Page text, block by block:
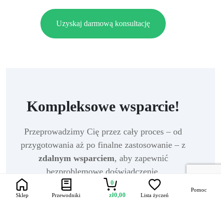
Uzyskaj darmową konsultację
Kompleksowe wsparcie!
Przeprowadzimy Cię przez cały proces – od
przygotowania aż po finalne zastosowanie – z
zdalnym wsparciem, aby zapewnić
bezproblemowe doświadczenie.
Porozmawiaj ze specjalistą i złóż zamówienie
Sklep Przewodniki
0
zł0,00 Lista życzeń
Pomoc